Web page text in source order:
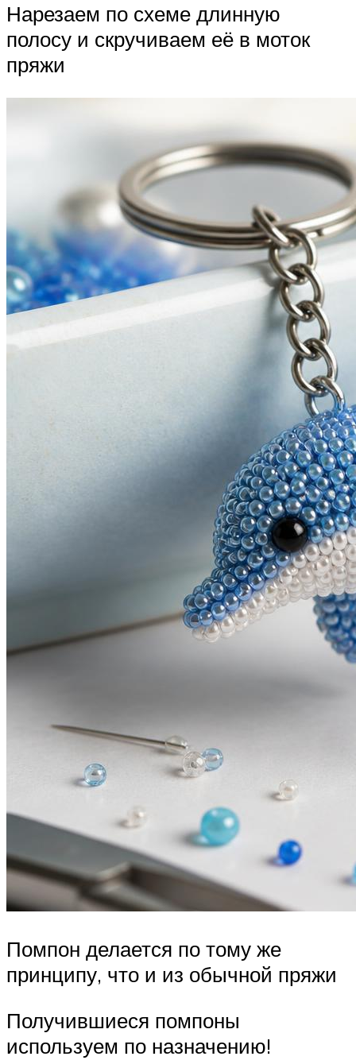
Нарезаем по схеме длинную
полосу и скручиваем её в моток
пряжи
Помпон делается по тому же
принципу, что и из обычной пряжи
Получившиеся помпоны
используем по назначению!